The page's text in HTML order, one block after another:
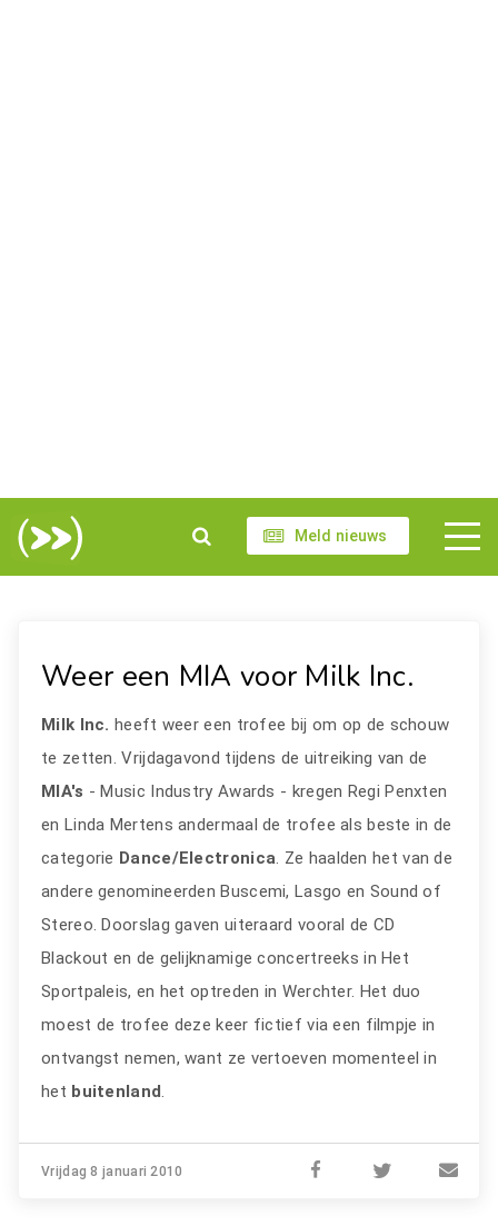
Meld nieuws
Weer een MIA voor Milk Inc.
Milk Inc. heeft weer een trofee bij om op de schouw
te zetten. Vrijdagavond tijdens de uitreiking van de
MIA's - Music Industry Awards - kregen Regi Penxten
en Linda Mertens andermaal de trofee als beste in de
categorie Dance/Electronica. Ze haalden het van de
andere genomineerden Buscemi, Lasgo en Sound of
Stereo. Doorslag gaven uiteraard vooral de CD
Blackout en de gelijknamige concertreeks in Het
Sportpaleis, en het optreden in Werchter. Het duo
moest de trofee deze keer fictief via een filmpje in
ontvangst nemen, want ze vertoeven momenteel in
het buitenland.
Vrijdag 8 januari 2010